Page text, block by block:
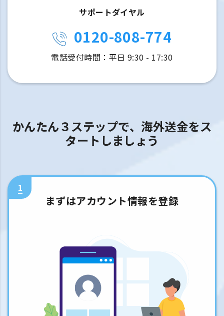
サポートダイヤル
0120-808-774
電話受付時間：平日 9:30 - 17:30
かんたん３ステップで、海外送金をス
タートしましょう
1
まずはアカウント情報を登録